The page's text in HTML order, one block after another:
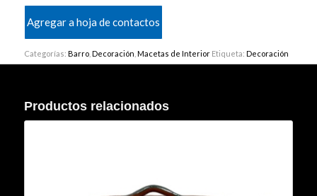
Agregar a hoja de contactos
Categorías: Barro, Decoración Macetas de Interior Etiqueta: Decoración
Productos relacionados